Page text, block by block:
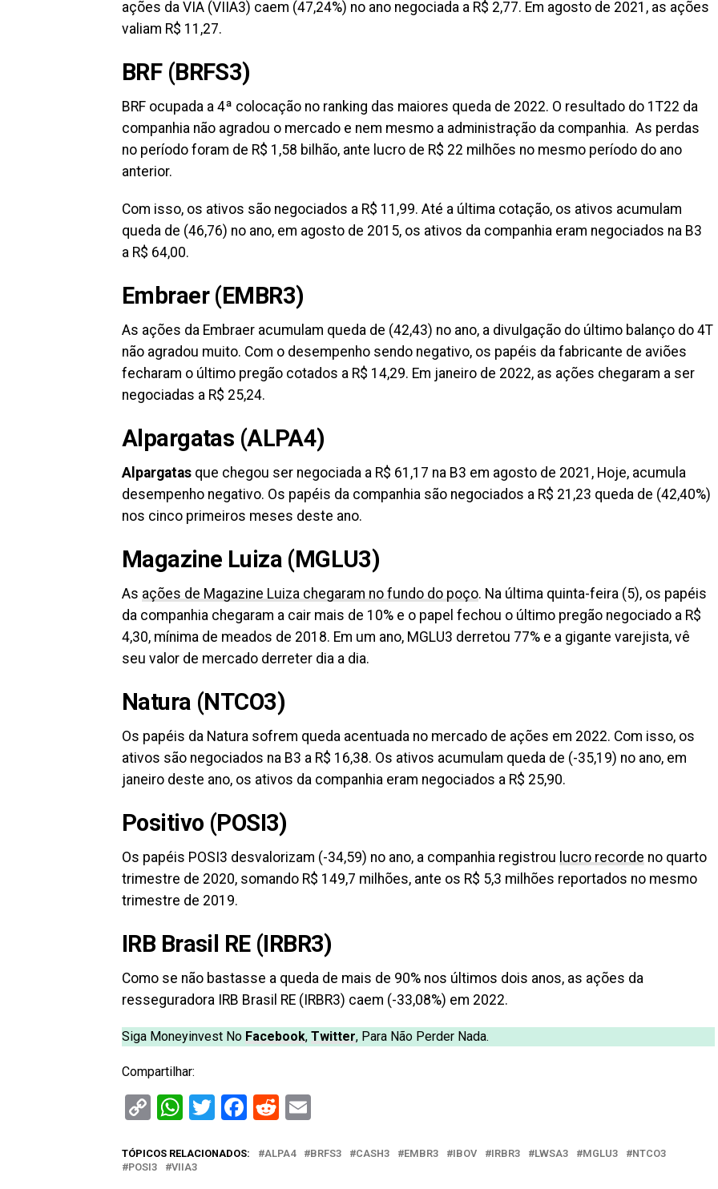
ações da VIA (VIIA3) caem (47,24%) no ano negociada a R$ 2,77. Em agosto de 2021, as ações
valiam R$ 11,27.
BRF (BRFS3)
BRF ocupada a 4ª colocação no ranking das maiores queda de 2022. O resultado do 1T22 da
companhia não agradou o mercado e nem mesmo a administração da companhia. As perdas
no período foram de R$ 1,58 bilhão, ante lucro de R$ 22 milhões no mesmo período do ano
anterior.
Com isso, os ativos são negociados a R$ 11,99. Até a última cotação, os ativos acumulam
queda de (46,76) no ano, em agosto de 2015, os ativos da companhia eram negociados na B3
a R$ 64,00.
Embraer (EMBR3)
As ações da Embraer acumulam queda de (42,43) no ano, a divulgação do último balanço do 4T
não agradou muito. Com o desempenho sendo negativo, os papéis da fabricante de aviões
fecharam o último pregão cotados a R$ 14,29. Em janeiro de 2022, as ações chegaram a ser
negociadas a R$ 25,24.
Alpargatas (ALPA4)
Alpargatas que chegou ser negociada a R$ 61,17 na B3 em agosto de 2021, Hoje, acumula
desempenho negativo. Os papéis da companhia são negociados a R$ 21,23 queda de (42,40%)
nos cinco primeiros meses deste ano.
Magazine Luiza (MGLU3)
As ações de Magazine Luiza chegaram no fundo do poço. Na última quinta-feira (5), os papéis
da companhia chegaram a cair mais de 10% e o papel fechou o último pregão negociado a R$
4,30, mínima de meados de 2018. Em um ano, MGLU3 derretou 77% e a gigante varejista, vê
seu valor de mercado derreter dia a dia.
Natura (NTCO3)
Os papéis da Natura sofrem queda acentuada no mercado de ações em 2022. Com isso, os
ativos são negociados na B3 a R$ 16,38. Os ativos acumulam queda de (-35,19) no ano, em
janeiro deste ano, os ativos da companhia eram negociados a R$ 25,90.
Positivo (POSI3)
Os papéis POSI3 desvalorizam (-34,59) no ano, a companhia registrou lucro recorde no quarto
trimestre de 2020, somando R$ 149,7 milhões, ante os R$ 5,3 milhões reportados no mesmo
trimestre de 2019.
IRB Brasil RE (IRBR3)
Como se não bastasse a queda de mais de 90% nos últimos dois anos, as ações da
resseguradora IRB Brasil RE (IRBR3) caem (-33,08%) em 2022.
Siga Moneyinvest No Facebook, Twitter, Para Não Perder Nada.
Compartilhar:
CopyWhatsApp
Twitter
Facebook
Reddit
TÓPICOS RELACIONADOS: ALPA4 BRFS3 CASH3 EMBR3 IBOV IRBR3 LWSA3 MGLU3
NTCO3
POSI3
VIIA3